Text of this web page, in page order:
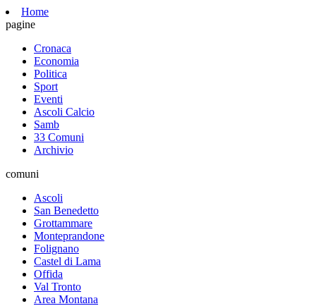
Home
pagine
Cronaca
Economia
Politica
Sport
Eventi
Ascoli Calcio
Samb
33 Comuni
Archivio
comuni
Ascoli
San Benedetto
Grottammare
Monteprandone
Folignano
Castel di Lama
Offida
Val Tronto
Area Montana